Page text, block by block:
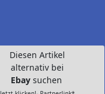
Diesen Artikel
alternativ bei
Ebay suchen